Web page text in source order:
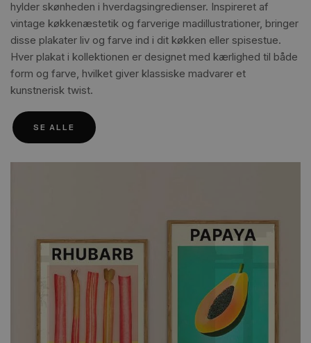
hylder skønheden i hverdagsingredienser. Inspireret af
vintage køkkenæstetik og farverige madillustrationer, bringer
disse plakater liv og farve ind i dit køkken eller spisestue.
Hver plakat i kollektionen er designet med kærlighed til både
form og farve, hvilket giver klassiske madvarer et
kunstnerisk twist.
SE ALLE